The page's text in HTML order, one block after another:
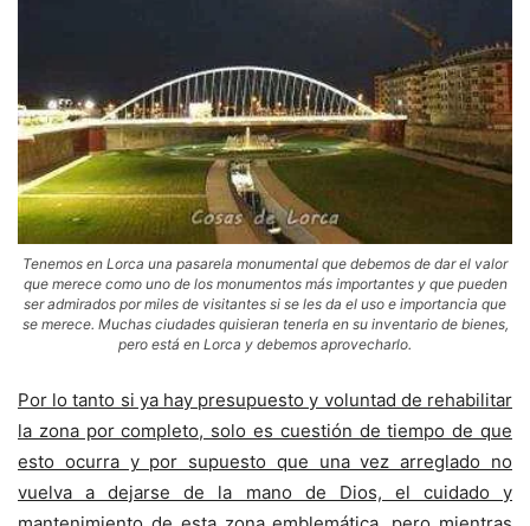
Tenemos en Lorca una pasarela monumental que debemos de dar el valor
que merece como uno de los monumentos más importantes y que pueden
ser admirados por miles de visitantes si se les da el uso e importancia que
se merece. Muchas ciudades quisieran tenerla en su inventario de bienes,
pero está en Lorca y debemos aprovecharlo.
Por lo tanto si ya hay presupuesto y voluntad de rehabilitar
la zona por completo, solo es cuestión de tiempo de que
esto ocurra y por supuesto que una vez arreglado no
vuelva a dejarse de la mano de Dios, el cuidado y